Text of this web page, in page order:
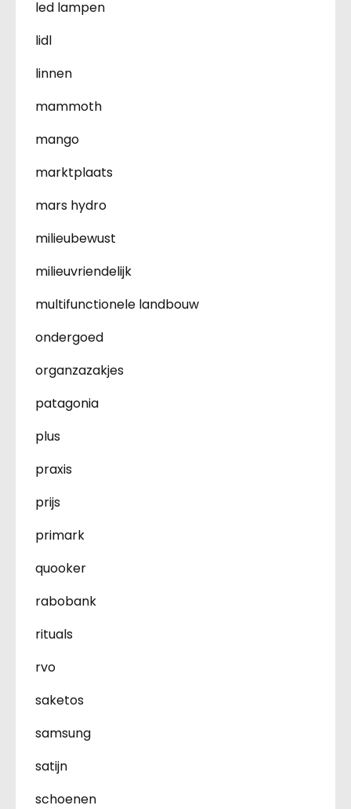
led lampen
lidl
linnen
mammoth
mango
marktplaats
mars hydro
milieubewust
milieuvriendelijk
multifunctionele landbouw
ondergoed
organzazakjes
patagonia
plus
praxis
prijs
primark
quooker
rabobank
rituals
rvo
saketos
samsung
satijn
schoenen